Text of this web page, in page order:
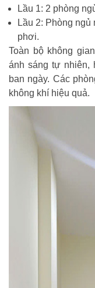
Lầu 1: 2 phòng
Lầu 2: Phòng ngủ
phơi.
Toàn bộ không
ánh sáng tự nhiên,
ban ngày. Các
không khí hiệu quả.